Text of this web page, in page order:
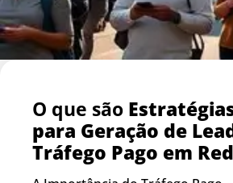
O que são
para Geração de
Tráfego Pago em